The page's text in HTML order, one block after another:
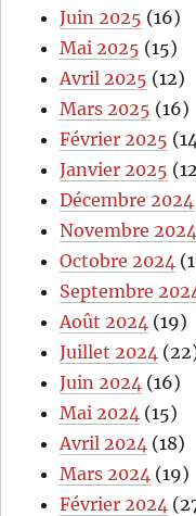
Juin 2025 (16)
Mai 2025 (15)
Avril 2025 (12)
Mars 2025 (16)
Février 2025
Janvier 2025
Décembre 2024
Novembre 2024
Octobre 2024
Septembre
Août 2024 (19)
Juillet 2024
Juin 2024 (16)
Mai 2024 (15)
Avril 2024 (18)
Mars 2024 (19)
Février 2024